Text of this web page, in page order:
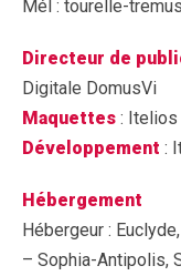
Mél : tourelle-
Directeur de
Digitale DomusVi
Maquettes : Itelios
Développement :
Hébergement
Hébergeur :
– Sophia-Antipolis,